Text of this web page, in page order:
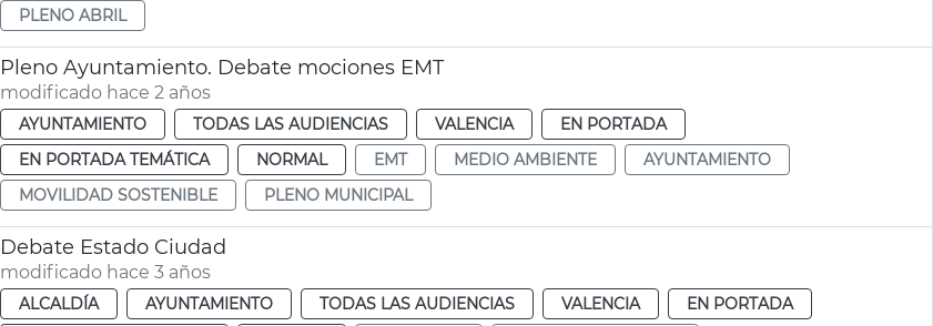
PLENO ABRIL
Pleno Ayuntamiento. Debate mociones EMT
modificado hace 2 años
AYUNTAMIENTO TODAS LAS AUDIENCIAS VALENCIA
EN PORTADA
EN PORTADA TEMÁTICA
NORMAL EMT MEDIO AMBIENTE
AYUNTAMIENTO
MOVILIDAD SOSTENIBLE
PLENO MUNICIPAL
Debate Estado Ciudad
modificado hace 3 años
ALCALDÍA AYUNTAMIENTO TODAS LAS AUDIENCIAS VALENCIA
EN PORTADA